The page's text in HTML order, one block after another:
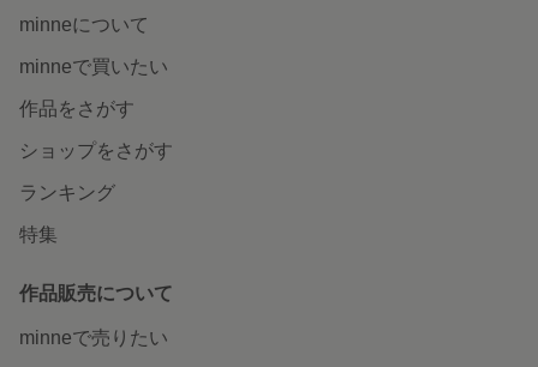
minneについて
minneで買いたい
作品をさがす
ショップをさがす
ランキング
特集
作品販売について
minneで売りたい